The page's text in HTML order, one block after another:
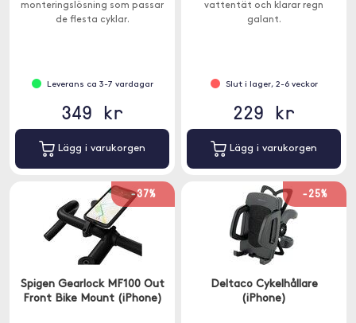
monteringslösning som passar
de flesta cyklar.
Leverans ca 3-7 vardagar
349 kr
Lägg i varukorgen
vattentät och klarar regn
galant.
Slut i lager, 2-6 veckor
229 kr
Lägg i varukorgen
-37%
Spigen Gearlock MF100 Out
Front Bike Mount (iPhone)
-25%
Deltaco Cykelhållare
(iPhone)